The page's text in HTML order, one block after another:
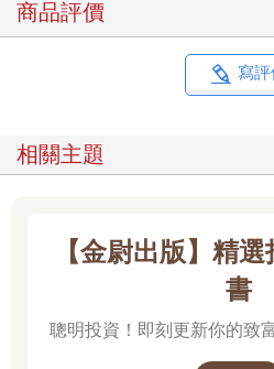
商品評價
寫
相關主題
【金尉出版】精
書
聰明投資！即刻更新你的致